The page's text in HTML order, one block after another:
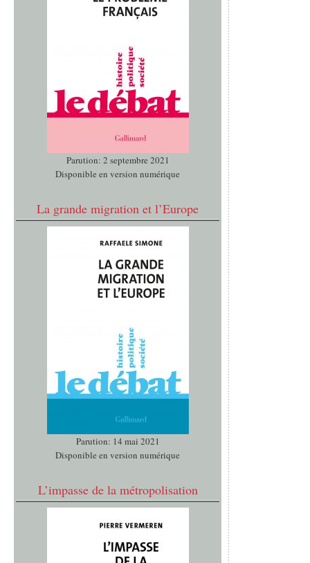
Parution: 2 septembre 2021
Disponible en version numérique
La grande migration et l’Europe
Parution: 14 mai 2021
Disponible en version numérique
L’impasse de la métropolisation